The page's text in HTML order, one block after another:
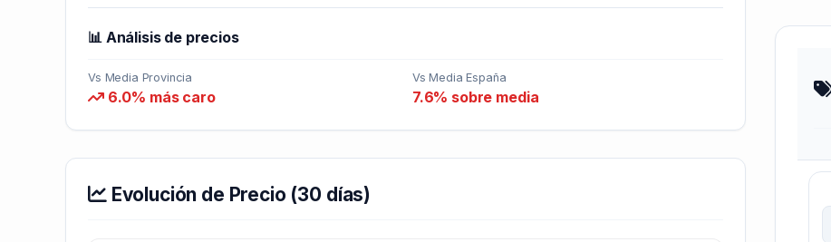
📊 Análisis de precios
Vs Media Provincia
6.0% más caro
Vs Media España
7.6% sobre media
Evolución de Precio (30 días)